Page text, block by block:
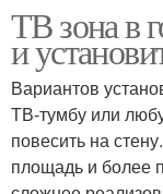
ТВ зона в
и
Вариантов
ТВ-тумбу или
повесить на
площадь и более